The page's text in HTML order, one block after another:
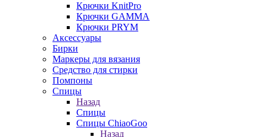
Крючки KnitPro
Крючки GAMMA
Крючки PRYM
Аксессуары
Бирки
Маркеры для вязания
Средство для стирки
Помпоны
Спицы
Назад
Спицы
Спицы ChiaoGoo
Назад